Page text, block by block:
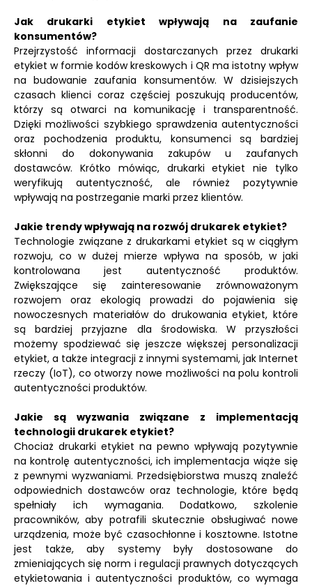
Jak drukarki etykiet wpływają na zaufanie
konsumentów?
Przejrzystość informacji dostarczanych przez drukarki
etykiet w formie kodów kreskowych i QR ma istotny wpływ
na budowanie zaufania konsumentów. W dzisiejszych
czasach klienci coraz częściej poszukują producentów,
którzy są otwarci na komunikację i transparentność.
Dzięki możliwości szybkiego sprawdzenia autentyczności
oraz pochodzenia produktu, konsumenci są bardziej
skłonni do dokonywania zakupów u zaufanych
dostawców. Krótko mówiąc, drukarki etykiet nie tylko
weryfikują autentyczność, ale również pozytywnie
wpływają na postrzeganie marki przez klientów.
Jakie trendy wpływają na rozwój drukarek etykiet?
Technologie związane z drukarkami etykiet są w ciągłym
rozwoju, co w dużej mierze wpływa na sposób, w jaki
kontrolowana jest autentyczność produktów.
Zwiększające się zainteresowanie zrównoważonym
rozwojem oraz ekologią prowadzi do pojawienia się
nowoczesnych materiałów do drukowania etykiet, które
są bardziej przyjazne dla środowiska. W przyszłości
możemy spodziewać się jeszcze większej personalizacji
etykiet, a także integracji z innymi systemami, jak Internet
rzeczy (IoT), co otworzy nowe możliwości na polu kontroli
autentyczności produktów.
Jakie są wyzwania związane z implementacją
technologii drukarek etykiet?
Chociaż drukarki etykiet na pewno wpływają pozytywnie
na kontrolę autentyczności, ich implementacja wiąże się
z pewnymi wyzwaniami. Przedsiębiorstwa muszą znaleźć
odpowiednich dostawców oraz technologie, które będą
spełniały ich wymagania. Dodatkowo, szkolenie
pracowników, aby potrafili skutecznie obsługiwać nowe
urządzenia, może być czasochłonne i kosztowne. Istotne
jest także, aby systemy były dostosowane do
zmieniających się norm i regulacji prawnych dotyczących
etykietowania i autentyczności produktów, co wymaga